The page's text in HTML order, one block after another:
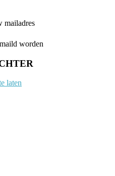
mailadres
worden
laten